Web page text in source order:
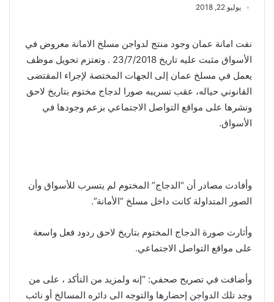
يوليو 22, 2018
نفت امانة عمان وجود منتج لدواجن مسلخ الامانة معروض في
الأسواق مثبت عليه تاريخ 23/7/2018 . وتعتزم تحويل موظف
يعمل في مسلخ عمان إلى الجهات المختصة لإجراء المقتضى
القانوني حياله، عقب تسريبه صورا لدجاج مختوم بتاريخ لاحق
ونشرها على مواقع التواصل الاجتماعي بزعم وجودها في
الأسواق.
وأفادت مصادر أن “الدجاج” المختوم لم يتسرب للأسواق وأن
الصور المتداولة كانت داخل مسلخ “الأمانة”.
وأثارت صورة الدجاج المختوم بتاريخ لاحق ردود فعل واسعة
على مواقع التواصل الاجتماعي.
وأضافت في تصريح صحفي: “إنه ولمزيد من التأكد ، على من
وجد تلك الدواجن إحضارها والتوجه الى دائره المسالخ أو نائب